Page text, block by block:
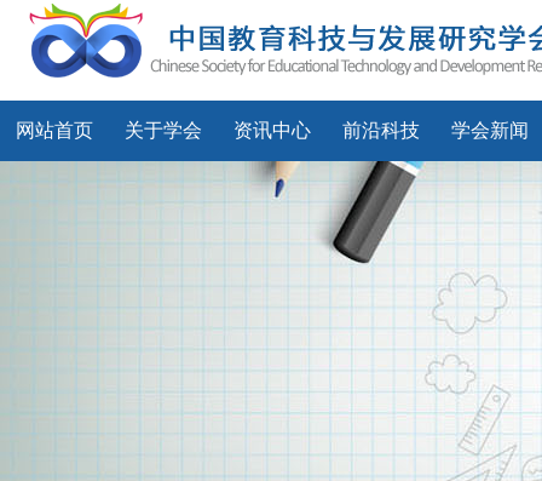
网站首页 关于学会 资讯中心 前沿科技 学会新闻